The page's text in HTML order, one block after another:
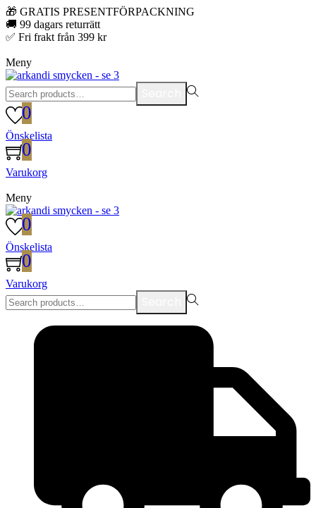
🎁 GRATIS PRESENTFÖRPACKNING
🚚 99 dagars returrätt
✅ Fri frakt från 399 kr
Meny
Search
for:>
0
Önskelista
0
Varukorg
Meny
0
Önskelista
0
Varukorg
Search
for:>